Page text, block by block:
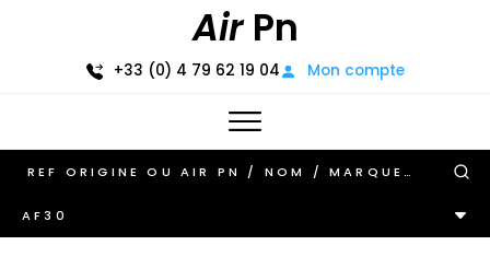
AirPn
+33 (0) 4 79 62 19 04 Mon compte
AF30